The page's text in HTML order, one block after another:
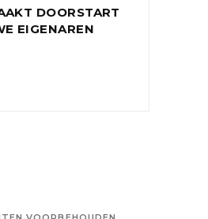
DOORSTART
EIGENAREN